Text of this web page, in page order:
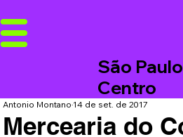
São
Centro
Mercearia do
Antonio Montano14 de set. de 2017